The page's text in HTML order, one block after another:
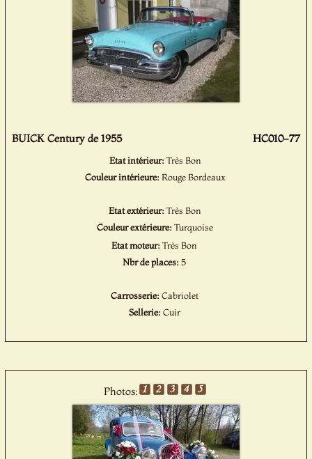
BUICK Century de 1955 HC010-77
Etat intérieur: Très Bon
Couleur intérieure: Rouge Bordeaux
Etat extérieur:Très Bon
Couleur extérieure:Turquoise
Etat moteur:Très Bon
Nbr de places: 5
Carrosserie: Cabriolet
Sellerie: Cuir
Photos: